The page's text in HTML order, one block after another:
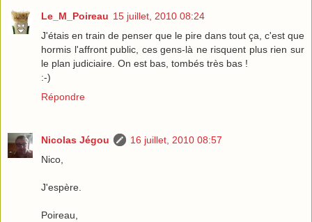
Le_M_Poireau 15 juillet, 2010 08:24
J'étais en train de penser que le pire dans tout ça, c'est que
hormis l'affront public, ces gens-là ne risquent plus rien sur
le plan judiciaire. On est bas, tombés très bas !
:-)
Répondre
Nicolas Jégou
16 juillet, 2010 08:57
Nico,
J'espère.
Poireau,